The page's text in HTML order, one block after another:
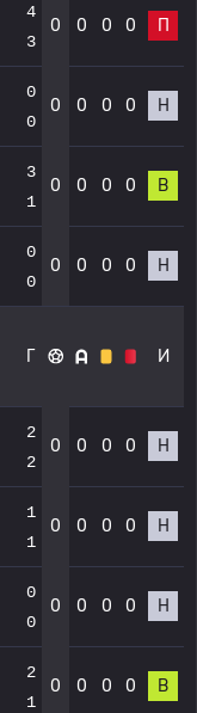
4
3
0 0 0 0 П
0
0
0 0 0 0 Н
3
1
0 0 0 0 В
0
0
0 0 0 0 Н
Г И
2
2
0 0 0 0 Н
1
1
0 0 0 0 Н
0
0
0 0 0 0 Н
2
1
0 0 0 0 В